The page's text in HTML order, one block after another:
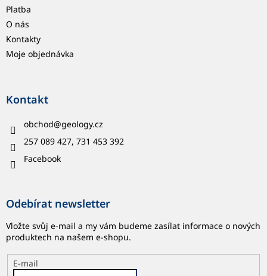
Platba
O nás
Kontakty
Moje objednávka
Kontakt
obchod@geology.cz
257 089 427, 731 453 392
Facebook
Odebírat newsletter
Vložte svůj e-mail a my vám budeme zasílat informace o nových
produktech na našem e-shopu.
E-mail